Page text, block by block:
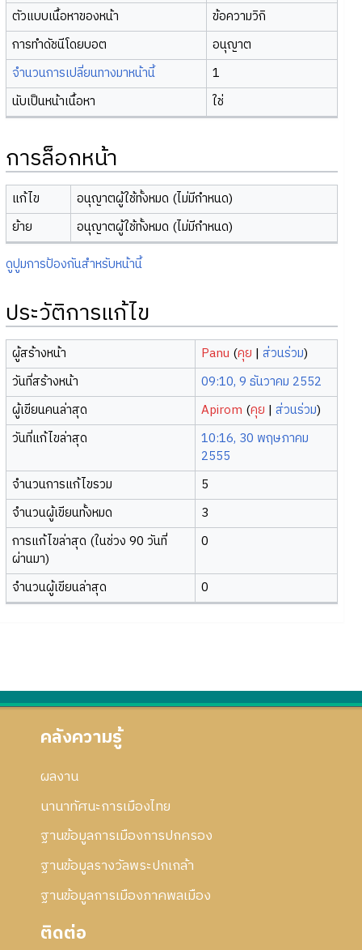
ตัวแบบเนื้อหาของหน้า
ข้อความวิกิ
การทำดัชนีโดยบอต
อนุญาต
จำนวนการเปลี่ยนทางมาหน้านี้
1
นับเป็นหน้าเนื้อหา
ใช่
การล็อกหน้า
แก้ไข
อนุญาตผู้ใช้ทั้งหมด (ไม่มีกำหนด)
ย้าย
อนุญาตผู้ใช้ทั้งหมด (ไม่มีกำหนด)
ดูปูมการป้องกันสำหรับหน้านี้
ประวัติการแก้ไข
ผู้สร้างหน้า Panu (คุย |ส่วนร่วม)
วันที่สร้างหน้า
09:10, 9 ธันวาคม 2552
ผู้เขียนคนล่าสุด
Apirom (คุย |ส่วนร่วม)
วันที่แก้ไขล่าสุด
10:16, 30 พฤษภาคม
2555
จำนวนการแก้ไขรวม
5
จำนวนผู้เขียนทั้งหมด
3
การแก้ไขล่าสุด (ในช่วง 90 วันที่
ผ่านมา)
0
จำนวนผู้เขียนล่าสุด 0
คลังความรู้
ผลงาน
นานาทัศนะการเมืองไทย
ฐานข้อมูลการเมืองการปกครอง
ฐานข้อมูลรางวัลพระปกเกล้า
ฐานข้อมูลการเมืองภาคพลเมือง
ติดต่อ